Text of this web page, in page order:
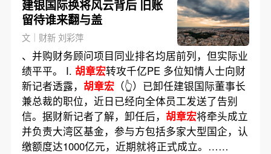
建银国际换将风云背后 旧账
留待谁来翻与盖
文｜财新 刘彩萍
、并购财务顾问项目同业排名均居前列，但实际业
绩平平。 I. 胡章宏转攻千亿PE 多位知情人士向财
新记者透露， 胡章宏（👆）已卸任建银国际董事长
兼总裁的职位，近日已经向全体员工发送了告别
信。据财新记者了解，卸任后， 胡章宏将牵头成立
并负责大湾区基金，参与方包括多家大型国企，认
缴额度达1000亿元，近期就将正式成立。……